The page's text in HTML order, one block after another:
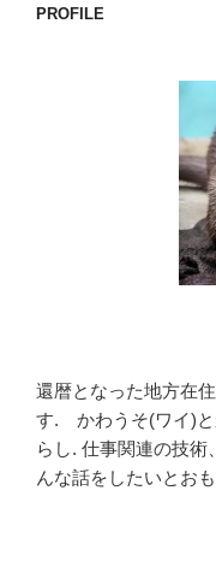
ー
PROFILE
還暦となった地方在
す. かわうそ(ワイ)と
らし. 仕事関連の技術
んな話をしたいとお